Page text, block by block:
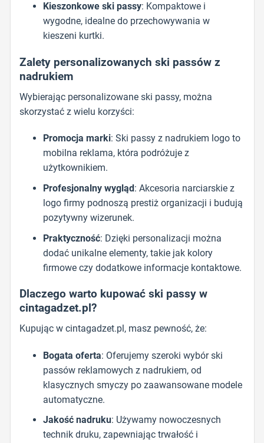
Kieszonkowe ski passy: Kompaktowe i
wygodne, idealne do przechowywania w
kieszeni kurtki.
Zalety personalizowanych ski passów z
nadrukiem
Wybierając personalizowane ski passy, można
skorzystać z wielu korzyści:
Promocja marki: Ski passy z nadrukiem logo to
mobilna reklama, która podróżuje z
użytkownikiem.
Profesjonalny wygląd: Akcesoria narciarskie z
logo firmy podnoszą prestiż organizacji i budują
pozytywny wizerunek.
Praktyczność: Dzięki personalizacji można
dodać unikalne elementy, takie jak kolory
firmowe czy dodatkowe informacje kontaktowe.
Dlaczego warto kupować ski passy w
cintagadzet.pl?
Kupując w cintagadzet.pl, masz pewność, że:
Bogata oferta: Oferujemy szeroki wybór ski
passów reklamowych z nadrukiem, od
klasycznych smyczy po zaawansowane modele
automatyczne.
Jakość nadruku: Używamy nowoczesnych
technik druku, zapewniając trwałość i